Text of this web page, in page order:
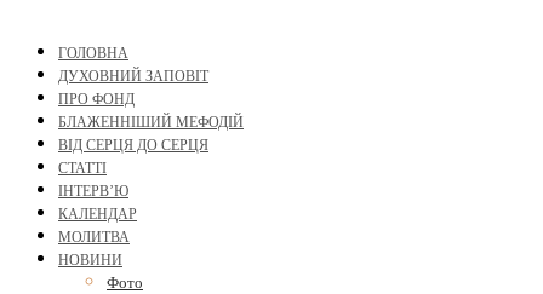
ГОЛОВНА
ДУХОВНИЙ ЗАПОВІТ
ПРО ФОНД
БЛАЖЕННІШИЙ МЕФОДІЙ
ВІД СЕРЦЯ ДО СЕРЦЯ
СТАТТІ
ІНТЕРВ’Ю
КАЛЕНДАР
МОЛИТВА
НОВИНИ
Фото